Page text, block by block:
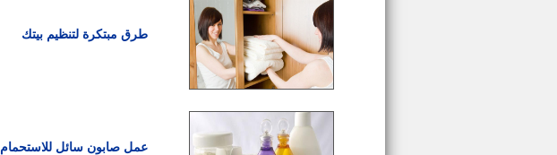
طرق مبتكرة لتنظيم بيتك
عمل صابون سائل للاستحمام